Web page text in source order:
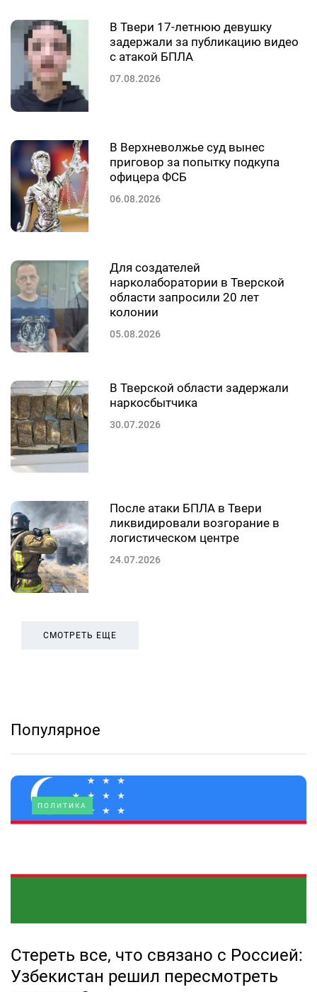
В Твери 17-летнюю девушку
задержали за публикацию видео
с атакой БПЛА
07.08.2026
В Верхневолжье суд вынес
приговор за попытку подкупа
офицера ФСБ
06.08.2026
Для создателей
нарколаборатории в Тверской
области запросили 20 лет
колонии
05.08.2026
В Тверской области задержали
наркосбытчика
30.07.2026
После атаки БПЛА в Твери
ликвидировали возгорание в
логистическом центре
24.07.2026
СМОТРЕТЬ ЕЩЕ
Популярное
ПОЛИТИКА
Стереть все, что связано с Россией:
Узбекистан решил пересмотреть